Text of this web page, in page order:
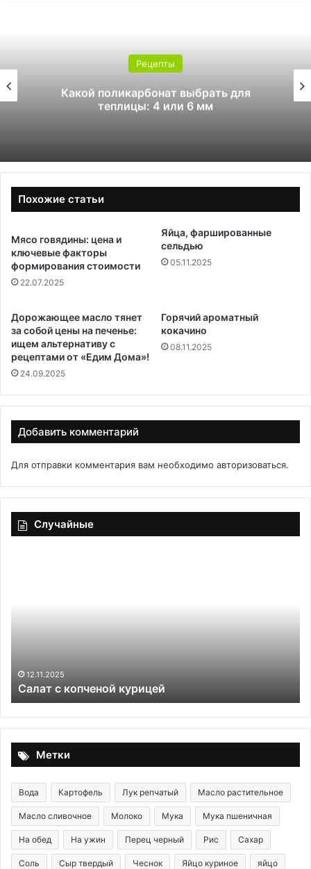
Рецепты
Какой поликарбонат выбрать для
теплицы: 4 или 6 мм
Похожие статьи
Мясо говядины: цена и
ключевые факторы
формирования стоимости
22.07.2025
Яйца, фаршированные
сельдью
05.11.2025
Дорожающее масло тянет
за собой цены на печенье:
ищем альтернативу с
рецептами от «Едим Дома»!
24.09.2025
Горячий ароматный
кокачино
08.11.2025
Добавить комментарий
Для отправки комментария вам необходимо авторизоваться.
Случайные
12.11.2025
Салат с копченой курицей
от
Метки
Вода Картофель Лук репчатый Масло растительное
Масло сливочное Молоко Мука Мука пшеничная
На обед На ужин Перец черный Рис Сахар
Соль Сыр твердый Чеснок Яйцо куриное яйцо